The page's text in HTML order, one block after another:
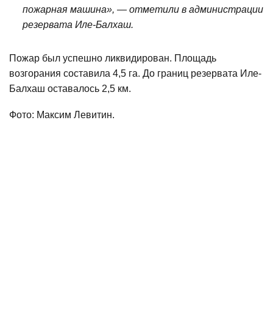
пожарная машина», — отметили в администрации
резервата Иле-Балхаш.
Пожар был успешно ликвидирован. Площадь
возгорания составила 4,5 га. До границ резервата Иле-
Балхаш оставалось 2,5 км.
Фото: Максим Левитин.